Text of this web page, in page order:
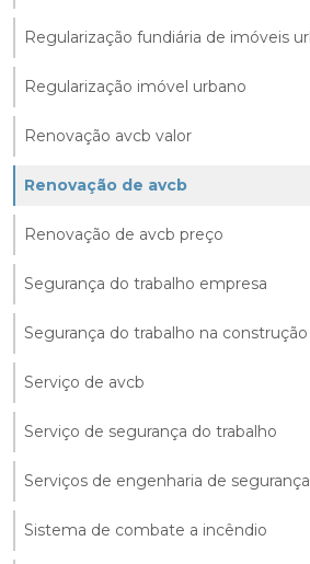
Regularização fundiária de imóveis
Regularização imóvel urbano
Renovação avcb valor
Renovação de avcb
Renovação de avcb preço
Segurança do trabalho empresa
Segurança do trabalho na construção
Serviço de avcb
Serviço de segurança do trabalho
Serviços de engenharia de
Sistema de combate a incêndio